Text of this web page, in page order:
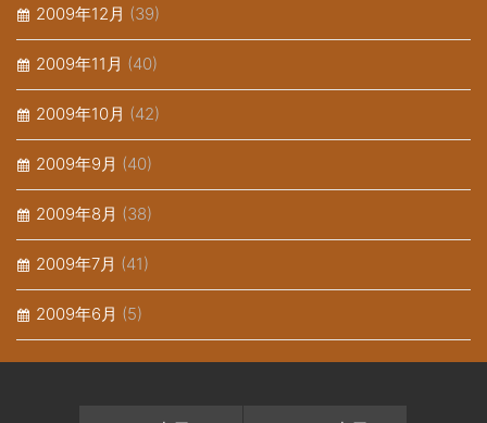
2009年12月 (39)
2009年11月 (40)
2009年10月 (42)
2009年9月 (40)
2009年8月 (38)
2009年7月 (41)
2009年6月 (5)